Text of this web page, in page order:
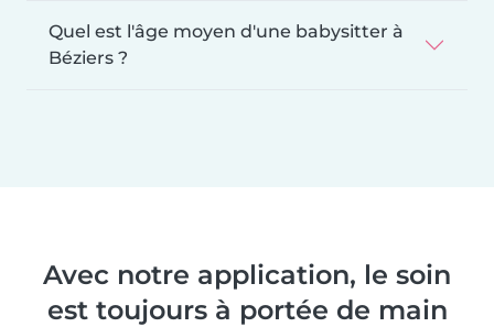
Quel est l'âge moyen d'une babysitter à
Béziers ?
Avec notre application, le soin
est toujours à portée de main